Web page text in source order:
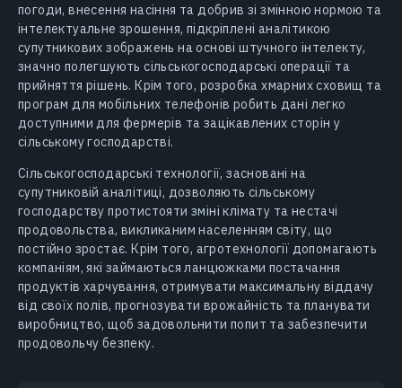
погоди, внесення насіння та добрив зі змінною нормою та
інтелектуальне зрошення, підкріплені аналітикою
супутникових зображень на основі штучного інтелекту,
значно полегшують сільськогосподарські операції та
прийняття рішень. Крім того, розробка хмарних сховищ та
програм для мобільних телефонів робить дані легко
доступними для фермерів та зацікавлених сторін у
сільському господарстві.
Сільськогосподарські технології, засновані на
супутниковій аналітиці, дозволяють сільському
господарству протистояти зміні клімату та нестачі
продовольства, викликаним населенням світу, що
постійно зростає. Крім того, агротехнології допомагають
компаніям, які займаються ланцюжками постачання
продуктів харчування, отримувати максимальну віддачу
від своїх полів, прогнозувати врожайність та планувати
виробництво, щоб задовольнити попит та забезпечити
продовольчу безпеку.